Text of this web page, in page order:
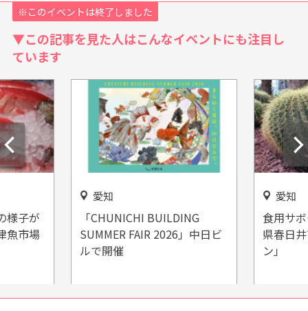
※このイベントは終了しました
▼この記事を見た人はこんなイベントにも注目し
ています
中日ビ
愛知
食用サボテンの直売所！愛知
県春日井市の「後藤サボテ
ン」
岐阜
思わ
さん
を作